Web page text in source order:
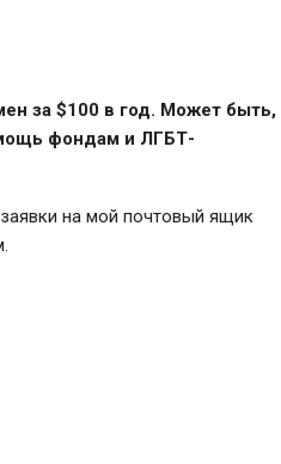
за $100 в год. Может быть,
фондам и ЛГБТ-
на мой почтовый ящик